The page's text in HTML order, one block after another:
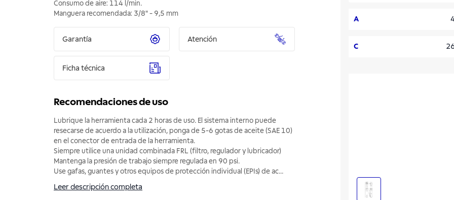
Consumo de aire: 114 l/min.
Manguera recomendada: 3/8" - 9,5 mm
Garantía Atención
Ficha técnica
Recomendaciones de uso
Lubrique la herramienta cada 2 horas de uso. El sistema interno puede
resecarse de acuerdo a la utilización, ponga de 5-6 gotas de aceite (SAE 10)
en el conector de entrada de la herramienta.
Siempre utilice una unidad combinada FRL (filtro, regulador y lubricador)
Mantenga la presión de trabajo siempre regulada en 90 psi.
Use gafas, guantes y otros equipos de protección individual (EPIs) de ac...
Leer descripción completa
A
C